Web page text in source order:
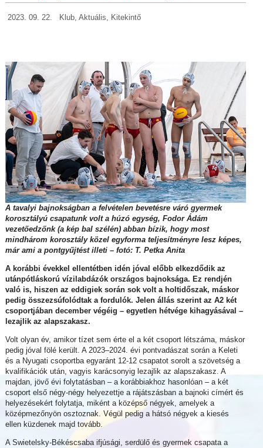
2023. 09. 22. Klub, Aktuális, Kitekintő
A tavalyi bajnokságban a felvételen bevetésre váró gyermek
korosztályú csapatunk volt a húzó egység, Fodor Ádám
vezetőedzőnk (a kép bal szélén) abban bízik, hogy most
mindhárom korosztály közel egyforma teljesítményre lesz képes,
már ami a pontgyűjtést illeti – fotó: T. Petka Anita
A korábbi évekkel ellentétben idén jóval előbb elkezdődik az
utánpótláskorú vízilabdázók országos bajnoksága. Ez rendjén
való is, hiszen az eddigiek során sok volt a holtidőszak, máskor
pedig összezsúfolódtak a fordulók. Jelen állás szerint az A2 két
csoportjában december végéig – egyetlen hétvége kihagyásával –
lezajlik az alapszakasz.
Volt olyan év, amikor tízet sem érte el a két csoport létszáma, máskor
pedig jóval fölé került. A 2023–2024. évi pontvadászat során a Keleti
és a Nyugati csoportba egyaránt 12-12 csapatot sorolt a szövetség a
kvalifikációk után, vagyis karácsonyig lezajlik az alapszakasz. A
majdan, jövő évi folytatásban – a korábbiakhoz hasonlóan – a két
csoport első négy-négy helyezettje a rájátszásban a bajnoki címért és
helyezésekért folytatja, miként a középső négyek, amelyek a
középmezőnyön osztoznak. Végül pedig a hátsó négyek a kiesés
ellen küzdenek majd tovább.
A Swietelsky-Békéscsaba ifjúsági, serdülő és gyermek csapata a